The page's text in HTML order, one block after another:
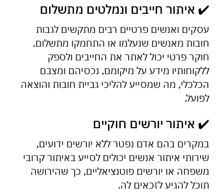
✔️ איתור חייבים ונמלטים מתשלום
עסקים ואנשים פרטיים רבים מתקשים לגבות
חובות מאנשים שנעלמו או התחמקו מתשלום.
חוקר פרטי יכול לאתר את החייבים ולספק
ללקוחותיו מידע על מיקומם, נכסיהם ומצבם
הכלכלי, מה שמסייע להליכי גביית חובות והוצאה
לפועל.
✔️ איתור יורשים חוקיים
במקרים בהם אדם נפטר ללא יורשים ידועים,
שירותי איתור אנשים יכולים לסייע באיתור קרובי
משפחה או יורשים פוטנציאליים, כך שהירושה
תוכל להגיע לזכאים לה.